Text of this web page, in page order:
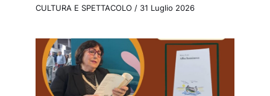
CULTURA E SPETTACOLO / 31 Luglio 2026